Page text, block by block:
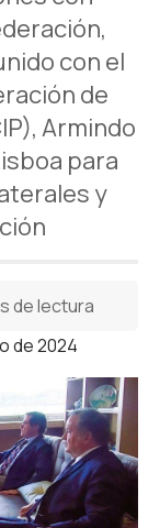
con el
de
Armindo
para
y
de 2024
de lectura